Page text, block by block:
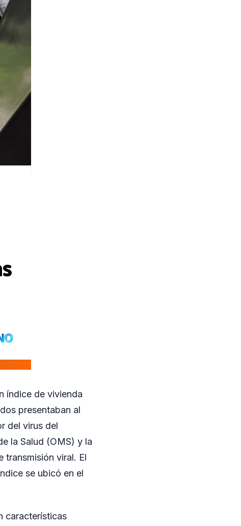
índice de vivienda
presentaban al
del virus del
la Salud (OMS) y la
transmisión viral. El
se ubicó en el
características